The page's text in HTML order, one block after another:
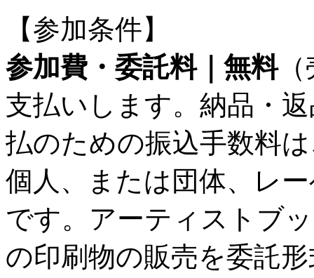
【参加条件】
参加費・委託料｜無料（
支払いします。納品・
払のための振込手数料
個人、または団体、レ
です。アーティストブ
の印刷物の販売を委託